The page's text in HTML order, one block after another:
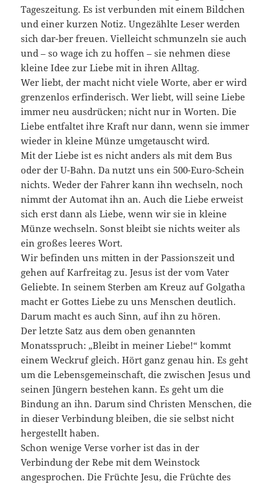
Tageszeitung. Es ist verbunden mit einem Bildchen
und einer kurzen Notiz. Ungezählte Leser werden
sich dar-ber freuen. Vielleicht schmunzeln sie auch
und – so wage ich zu hoffen – sie nehmen diese
kleine Idee zur Liebe mit in ihren Alltag.
Wer liebt, der macht nicht viele Worte, aber er wird
grenzenlos erfinderisch. Wer liebt, will seine Liebe
immer neu ausdrücken; nicht nur in Worten. Die
Liebe entfaltet ihre Kraft nur dann, wenn sie immer
wieder in kleine Münze umgetauscht wird.
Mit der Liebe ist es nicht anders als mit dem Bus
oder der U-Bahn. Da nutzt uns ein 500-Euro-Schein
nichts. Weder der Fahrer kann ihn wechseln, noch
nimmt der Automat ihn an. Auch die Liebe erweist
sich erst dann als Liebe, wenn wir sie in kleine
Münze wechseln. Sonst bleibt sie nichts weiter als
ein großes leeres Wort.
Wir befinden uns mitten in der Passionszeit und
gehen auf Karfreitag zu. Jesus ist der vom Vater
Geliebte. In seinem Sterben am Kreuz auf Golgatha
macht er Gottes Liebe zu uns Menschen deutlich.
Darum macht es auch Sinn, auf ihn zu hören.
Der letzte Satz aus dem oben genannten
Monatsspruch: „Bleibt in meiner Liebe!“ kommt
einem Weckruf gleich. Hört ganz genau hin. Es geht
um die Lebensgemeinschaft, die zwischen Jesus und
seinen Jüngern bestehen kann. Es geht um die
Bindung an ihn. Darum sind Christen Menschen, die
in dieser Verbindung bleiben, die sie selbst nicht
hergestellt haben.
Schon wenige Verse vorher ist das in der
Verbindung der Rebe mit dem Weinstock
angesprochen. Die Früchte Jesu, die Früchte des